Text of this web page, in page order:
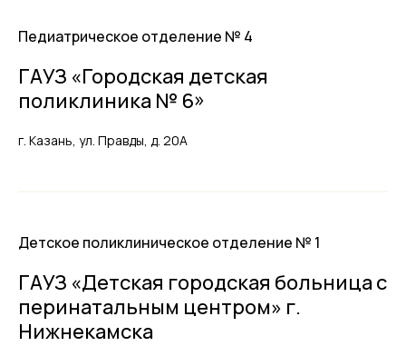
Педиатрическое отделение № 4
ГАУЗ «Городская детская
поликлиника № 6»
г. Казань, ул. Правды, д. 20А
Детское поликлиническое отделение № 1
ГАУЗ «Детская городская больница с
перинатальным центром» г.
Нижнекамска